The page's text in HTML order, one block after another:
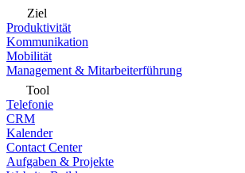
Ziel
Produktivität
Kommunikation
Mobilität
Management & Mitarbeiterführung
Tool
Telefonie
CRM
Kalender
Contact Center
Aufgaben & Projekte